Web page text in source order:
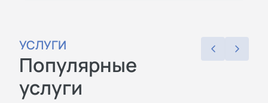
УСЛУГИ
Популярные
услуги